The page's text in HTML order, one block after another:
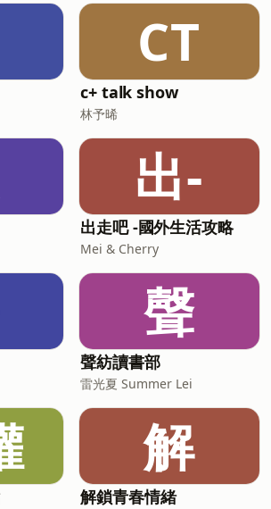
【聲歷其境
？ 🏃The DoDo Men -
@TheDoDoMen
｜
thedodomen
｜
www.facebook.com/TheDoDoMen
【聲歷其境】團隊製作播出 📩
請來信｜
CT
c+ talk show
林予晞
出-
出走吧 -國外生活攻略
Mei & Cherry
聲
聲紡讀書部
雷光夏 Summer Lei
解
解鎖青春情緒